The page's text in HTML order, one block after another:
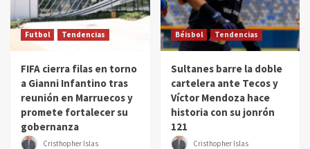
Futbol Tendencias
FIFA cierra filas en torno
a Gianni Infantino tras
reunión en Marruecos y
promete fortalecer su
gobernanza
Cristhopher Islas
Béisbol Tendencias
Sultanes barre la doble
cartelera ante Tecos y
Víctor Mendoza hace
historia con su jonrón
121
Cristhopher Islas